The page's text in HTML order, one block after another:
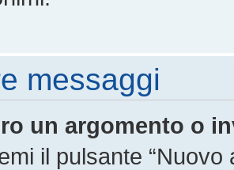
messaggi
un argomento o
il pulsante